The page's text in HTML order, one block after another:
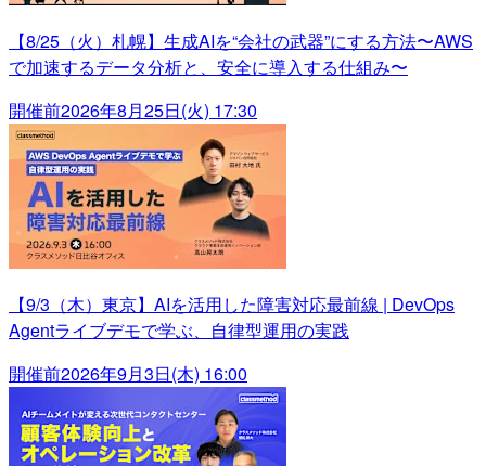
【8/25（火）札幌】生成AIを“会社の武器”にする方法〜AWS
で加速するデータ分析と、安全に導入する仕組み〜
開催前2026年8月25日(火) 17:30
【9/3（木）東京】AIを活用した障害対応最前線 | DevOps
Agentライブデモで学ぶ、自律型運用の実践
開催前2026年9月3日(木) 16:00